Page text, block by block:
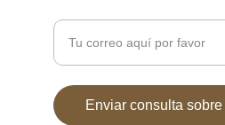
Enviar consulta sobre